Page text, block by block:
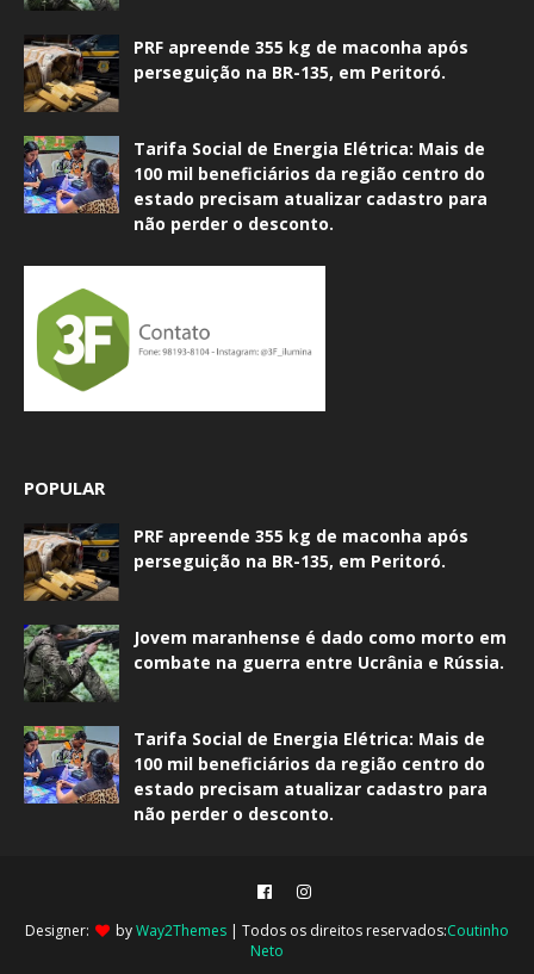
PRF apreende 355 kg de maconha após
perseguição na BR-135, em Peritoró.
Tarifa Social de Energia Elétrica: Mais de
100 mil beneficiários da região centro do
estado precisam atualizar cadastro para
não perder o desconto.
POPULAR
PRF apreende 355 kg de maconha após
perseguição na BR-135, em Peritoró.
Jovem maranhense é dado como morto em
combate na guerra entre Ucrânia e Rússia.
Tarifa Social de Energia Elétrica: Mais de
100 mil beneficiários da região centro do
estado precisam atualizar cadastro para
não perder o desconto.
Designer: byWay2Themes | Todos os direitos reservados:Coutinho
Neto